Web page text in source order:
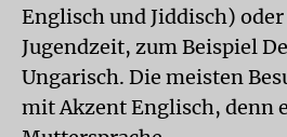
Englisch und Jiddisch)
Jugendzeit, zum Beispiel
Ungarisch. Die meisten
mit Akzent Englisch, denn